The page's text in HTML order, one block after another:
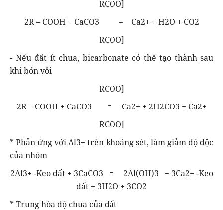
RCOO]
2R – COOH + CaCO3 = Ca2+ + H2O + CO2
RCOO]
- Nếu đất ít chua, bicarbonate có thể tạo thành sau
khi bón vôi
RCOO]
2R – COOH + CaCO3 = Ca2+ + 2H2CO3 + Ca2+
RCOO]
* Phản ứng với Al3+ trên khoáng sét, làm giảm độ độc
của nhóm
2Al3+ -Keo đất + 3CaCO3 = 2Al(OH)3 + 3Ca2+ -Keo
đất + 3H2O + 3CO2
* Trung hòa độ chua của đất